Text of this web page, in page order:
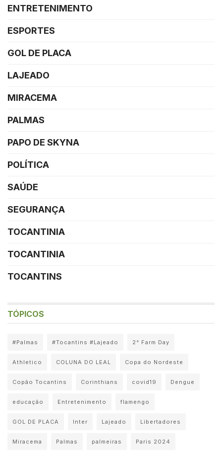
ENTRETENIMENTO
ESPORTES
GOL DE PLACA
LAJEADO
MIRACEMA
PALMAS
PAPO DE SKYNA
POLÍTICA
SAÚDE
SEGURANÇA
TOCANTINIA
TOCANTINIA
TOCANTINS
TÓPICOS
#Palmas #Tocantins #Lajeado 2° Farm Day
Athletico COLUNA DO LEAL Copa do Nordeste
Copão Tocantins Corinthians covid19 Dengue
educação Entretenimento flamengo
GOL DE PLACA Inter Lajeado Libertadores
Miracema Palmas palmeiras Paris 2024